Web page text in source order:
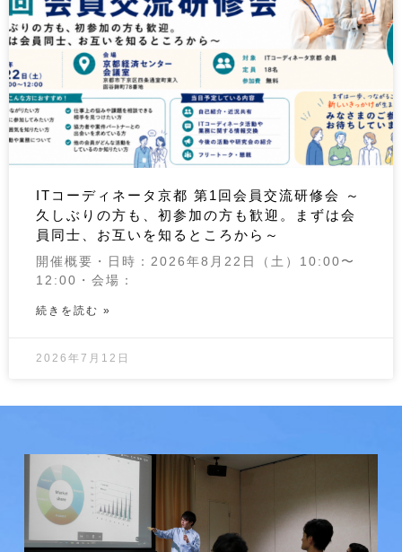
ITコーディネータ京都 第1回会員交流研修会 ～
久しぶりの方も、初参加の方も歓迎。まずは会
員同士、お互いを知るところから～
開催概要・日時：2026年8月22日（土）10:00〜
12:00・会場：
続きを読む »
2026年7月12日